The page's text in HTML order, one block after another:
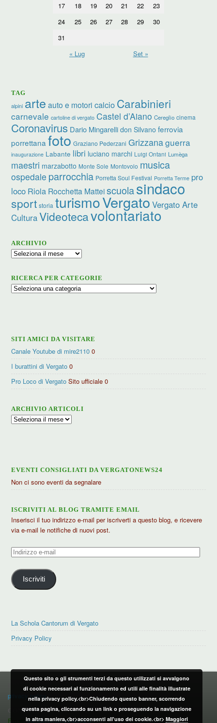
17
18 19 20 21 22
23
24
25 26 27 28 29
30
31
« Lug
Set »
TAG
alpini arte auto e motori calcio Carabinieri
carnevale cartoline di vergato Castel d’Aiano Cereglio cinema
Coronavirus Dario Mingarelli don Silvano ferrovia
porrettana foto Graziano Pederzani Grizzanaguerra
inaugurazione Labante libri luciano marchi Luigi Ontani Lumèga
maestri marzabotto Monte Sole Montovolo musica
ospedale parrocchia Porretta Soul Festival Porretta Terme pro
loco Riola Rocchetta Matteiscuolasindaco
sport storia turismoVergato Vergato Arte
CulturaVideotecavolontariato
ARCHIVIO
Archivio
RICERCA PER CATEGORIE
Ricerca
SITI AMICI DA VISITARE
Canale Youtube di mire2110 0
I burattini di Vergato 0
Pro Loco di Vergato Sito ufficiale 0
ARCHIVIO ARTICOLI
Archivio
EVENTI CONSIGLIATI DA VERGATONEWS24
Non ci sono eventi da segnalare
ISCRIVITI AL BLOG TRAMITE EMAIL
Inserisci il tuo indirizzo e-mail per iscriverti a questo blog, e ricevere
via e-mail le notifiche di nuovi post.
Indirizzo
mail
Iscriviti
La Schola Cantorum di Vergato
Privacy Policy
PRIVACY POLICY
privacy policy
CONTATTI:
Email:info@vergatonews24.it
Questo sito o gli strumenti terzi da questo utilizzati si avvalgono
di cookie necessari al funzionamento ed utili alle finalità illustrate
nella privacy policy.<br>Chiudendo questo banner, scorrendo
questa pagina, cliccando su un link o proseguendo la navigazione
in altra maniera,<br>acconsenti all'uso dei cookie.<br> Maggiori